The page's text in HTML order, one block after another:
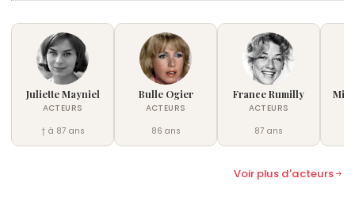
Juliette Mayniel
ACTEURS
† à 87 ans
Bulle Ogier
ACTEURS
86 ans
France Rumilly
ACTEURS
87 ans
Voir plus d'acteurs